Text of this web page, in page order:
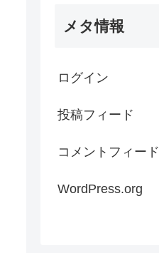
メタ情報
ログイン
投稿フィード
コメントフィード
WordPress.org